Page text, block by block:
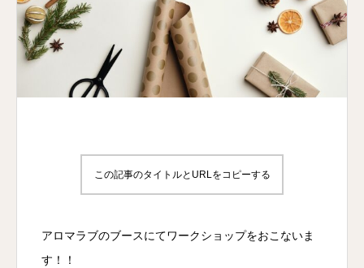
この記事のタイトルとURLをコピーする
アロマラブのブースにてワークショップをおこないま
す！！